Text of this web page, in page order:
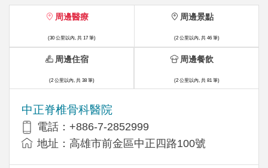
周邊醫療
(30 公里以內, 共 17 筆)
中正脊椎骨科醫院
電話：+886-7-2852999
地址：高雄市前金區中正四路100號
周邊景點
(2 公里以內, 共 46 筆)
周邊住宿
(2 公里以內, 共 38 筆)
周邊餐飲
(2 公里以內, 共 81 筆)